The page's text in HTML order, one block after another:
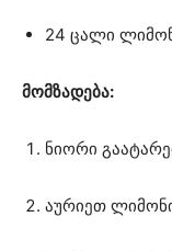
24 ცალი
მომზადება:
ნიორი
აურიეთ